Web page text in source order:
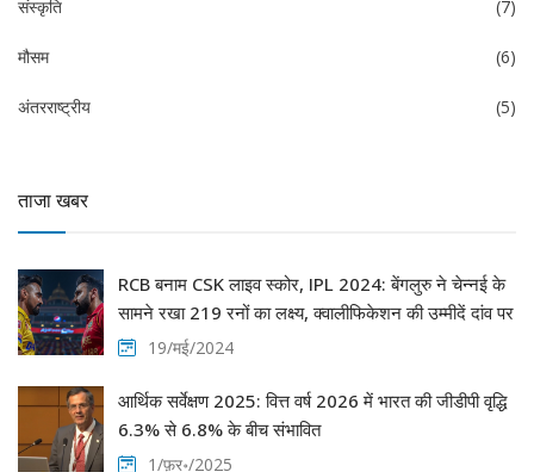
संस्कृति (7)
मौसम (6)
अंतरराष्ट्रीय (5)
ताजा खबर
RCB बनाम CSK लाइव स्कोर, IPL 2024: बेंगलुरु ने चेन्नई के
सामने रखा 219 रनों का लक्ष्य, क्वालीफिकेशन की उम्मीदें दांव पर
19/मई/2024
आर्थिक सर्वेक्षण 2025: वित्त वर्ष 2026 में भारत की जीडीपी वृद्धि
6.3% से 6.8% के बीच संभावित
1/फ़र॰/2025